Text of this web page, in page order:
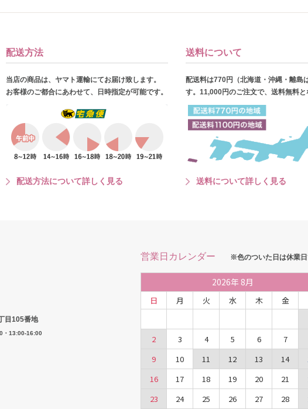
配送方法
当店の商品は、ヤマト運輸にてお届け致します。
お客様のご都合にあわせて、日時指定が可能です。
配送方法について詳しく見る
送料について
配送料は770円（北海道・沖縄・離島
す。11,000円のご注文で、送料無料と
送料について詳しく見る
目105番地
・13:00-16:00
営業日カレンダー ※色のついた日は休業日
2026年 8月
日 月 火 水 木 金
2
3 4 5 6 7
9
10 11 12 13 14
16
17 18 19 20 21
23
24 25 26 27 28